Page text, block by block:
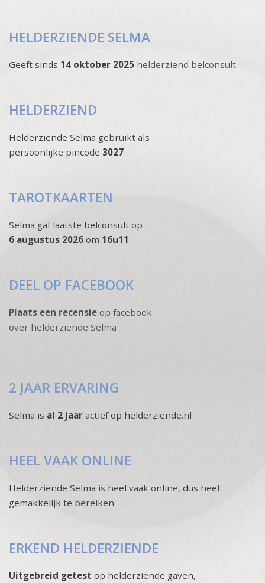
HELDERZIENDE SELMA
Geeft sinds 14 oktober 2025 helderziend belconsult
HELDERZIEND
Helderziende Selma gebruikt als
persoonlijke pincode 3027
TAROTKAARTEN
Selma gaf laatste belconsult op
6 augustus 2026 om 16u11
DEEL OP FACEBOOK
Plaats een recensie op facebook
over helderziende Selma
2 JAAR ERVARING
Selma is al 2 jaar actief op helderziende.nl
HEEL VAAK ONLINE
Helderziende Selma is heel vaak online, dus heel
gemakkelijk te bereiken.
ERKEND HELDERZIENDE
Uitgebreid getest op helderziende gaven,